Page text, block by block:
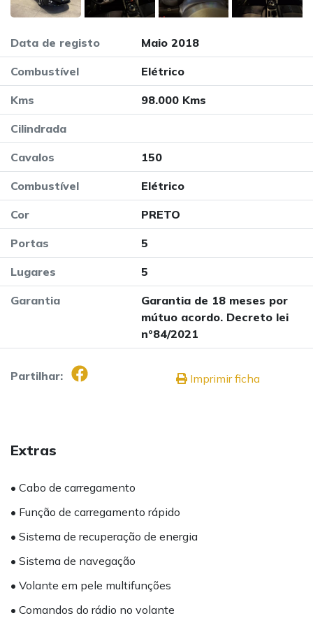
Data de registo Maio 2018
Combustível Elétrico
Kms 98.000 Kms
Cilindrada
Cavalos 150
Combustível Elétrico
Cor PRETO
Portas 5
Lugares 5
Garantia
Garantia de 18 meses por
mútuo acordo. Decreto lei
nº84/2021
Partilhar: Imprimir ficha
Extras
• Cabo de carregamento
• Função de carregamento rápido
• Sistema de recuperação de energia
• Sistema de navegação
• Volante em pele multifunções
• Comandos do rádio no volante